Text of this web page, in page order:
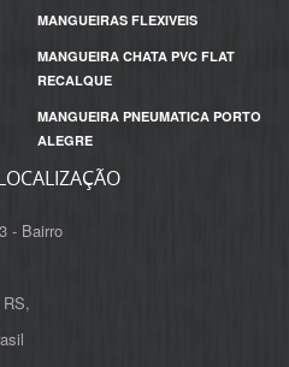
MANGUEIRAS FLEXIVEIS
MANGUEIRA CHATA PVC FLAT
RECALQUE
MANGUEIRA PNEUMATICA PORTO
ALEGRE
- Bairro